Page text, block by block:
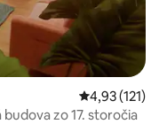
Priemerné
4,93 (121)
zo 17. storočia